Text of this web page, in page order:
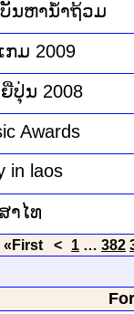
ນຫານ້ຳຖ້ວມ
ມ 2009
ປຸ່ນ 2008
Awards
in laos
າໄທ
«First < 1 … 382